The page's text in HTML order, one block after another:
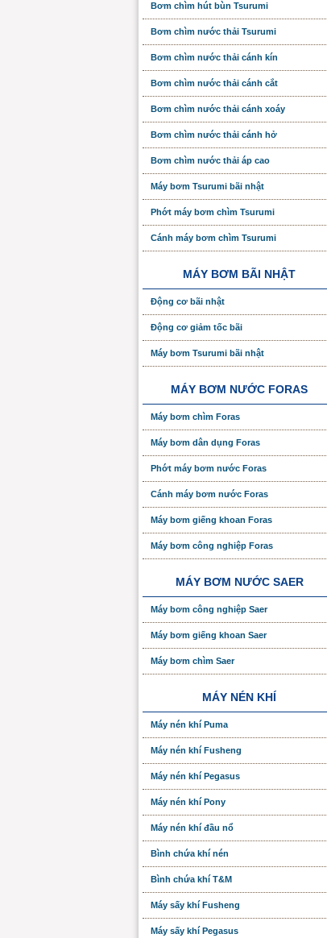
Bơm chìm hút bùn Tsurumi
Bơm chìm nước thải Tsurumi
Bơm chìm nước thải cánh kín
Bơm chìm nước thải cánh cắt
Bơm chìm nước thải cánh xoáy
Bơm chìm nước thải cánh hở
Bơm chìm nước thải áp cao
Máy bơm Tsurumi bãi nhật
Phớt máy bơm chìm Tsurumi
Cánh máy bơm chìm Tsurumi
MÁY BƠM BÃI NHẬT
Động cơ bãi nhật
Động cơ giảm tốc bãi
Máy bơm Tsurumi bãi nhật
MÁY BƠM NƯỚC FORAS
Máy bơm chìm Foras
Máy bơm dân dụng Foras
Phớt máy bơm nước Foras
Cánh máy bơm nước Foras
Máy bơm giếng khoan Foras
Máy bơm công nghiệp Foras
MÁY BƠM NƯỚC SAER
Máy bơm công nghiệp Saer
Máy bơm giếng khoan Saer
Máy bơm chìm Saer
MÁY NÉN KHÍ
Máy nén khí Puma
Máy nén khí Fusheng
Máy nén khí Pegasus
Máy nén khí Pony
Máy nén khí đầu nổ
Bình chứa khí nén
Bình chứa khí T&M
Máy sấy khí Fusheng
Máy sấy khí Pegasus